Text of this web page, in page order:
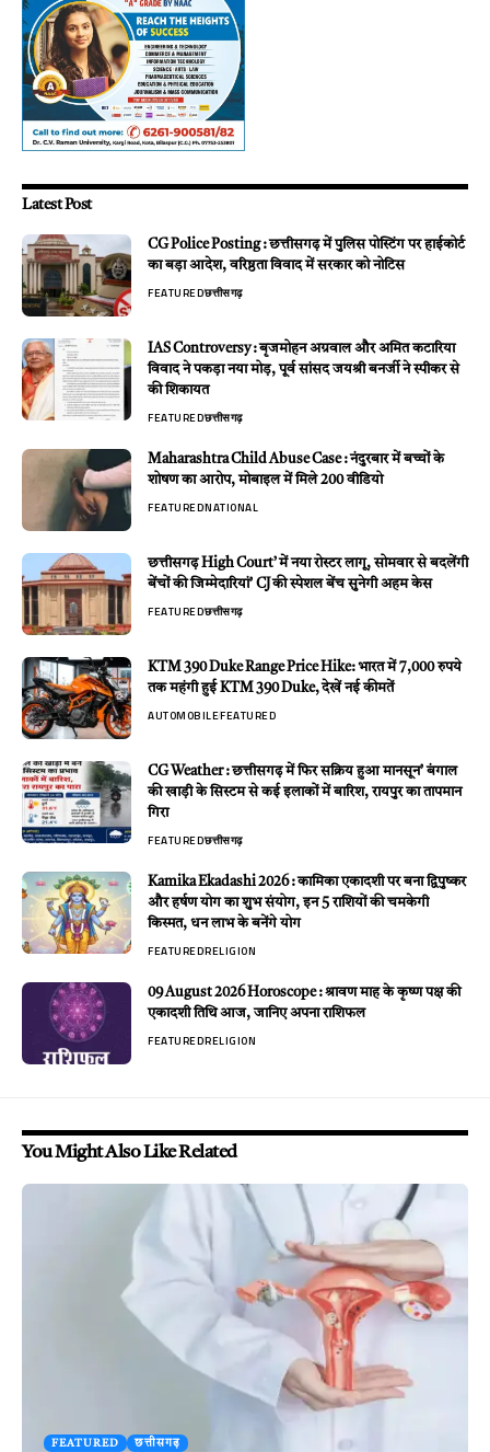
Latest Post
CG Police Posting : छत्तीसगढ़ में पुलिस पोस्टिंग पर हाईकोर्ट
का बड़ा आदेश, वरिष्ठता विवाद में सरकार को नोटिस
FEATUREDछत्तीसगढ़
IAS Controversy : बृजमोहन अग्रवाल और अमित कटारिया
विवाद ने पकड़ा नया मोड़, पूर्व सांसद जयश्री बनर्जी ने स्पीकर से
की शिकायत
FEATUREDछत्तीसगढ़
Maharashtra Child Abuse Case : नंदुरबार में बच्चों के
शोषण का आरोप, मोबाइल में मिले 200 वीडियो
FEATUREDNATIONAL
छत्तीसगढ़ High Court’ में नया रोस्टर लागू, सोमवार से बदलेंगी
बेंचों की जिम्मेदारियां’ CJ की स्पेशल बेंच सुनेगी अहम केस
FEATUREDछत्तीसगढ़
KTM 390 Duke Range Price Hike: भारत में 7,000 रुपये
तक महंगी हुई KTM 390 Duke, देखें नई कीमतें
AUTOMOBILEFEATURED
CG Weather : छत्तीसगढ़ में फिर सक्रिय हुआ मानसून’ बंगाल
की खाड़ी के सिस्टम से कई इलाकों में बारिश, रायपुर का तापमान
गिरा
FEATUREDछत्तीसगढ़
Kamika Ekadashi 2026 : कामिका एकादशी पर बना द्विपुष्कर
और हर्षण योग का शुभ संयोग, इन 5 राशियों की चमकेगी
किस्मत, धन लाभ के बनेंगे योग
FEATUREDRELIGION
09 August 2026 Horoscope : श्रावण माह के कृष्ण पक्ष की
एकादशी तिथि आज, जानिए अपना राशिफल
FEATUREDRELIGION
You Might Also Like Related
FEATURED छत्तीसगढ़